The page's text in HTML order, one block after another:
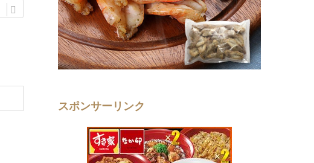
スポンサーリンク